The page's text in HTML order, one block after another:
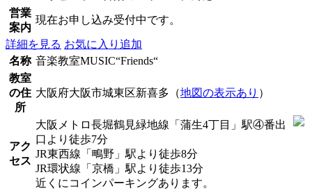
営業
案内
現在お申し込み受付中です。
詳細を見る お気に入り追加
名称 音楽教室MUSIC“Friends“
教室
の住
所
大阪府大阪市城東区新喜多（地図の表示あり ）
アク
セス
大阪メトロ長堀鶴見緑地線「蒲生4丁目」駅④番出
口より徒歩7分
JR東西線「鴫野」駅より徒歩8分
JR環状線「京橋」駅より徒歩13分
近くにコインパーキングあります。